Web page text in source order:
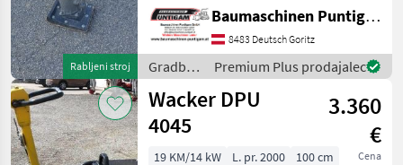
Rabljeni stroj
Gewicht: 68kg,
Referenznummer: 3895
Baumaschinen Puntigam
GmbH Unser Spezialgebiet:
Ankauf - Verkauf
Baumaschinen Puntigam GmbH
8483 Deutsch Goritz
Gradbeni
stroji /
Bomag
Premium Plus prodajalec
Wacker DPU
4045
3.360
€
Cena
19 KM/14 kW L. pr. 2000 100 cm